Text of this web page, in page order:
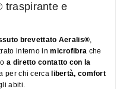
traspirante e
brevettato Aeralis®,
interno inmicrofibra che
a diretto contatto con la
per chi cerca libertà, comfort
abiti.